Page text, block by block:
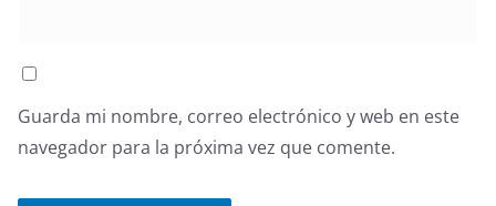
Guarda mi nombre, correo electrónico y web en este
navegador para la próxima vez que comente.